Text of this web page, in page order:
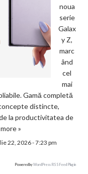
noua
serie
Galax
y Z,
marc
ând
cel
mai
Gamă completă
distincte,
la productivitatea de
»
22, 2026 - 7:23 pm
Powered byWordPress RSS Feed Plugin